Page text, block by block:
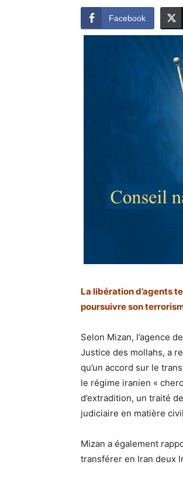
Facebook
La libération d’agents
poursuivre son
Selon Mizan, l’agence
Justice des mollahs, a
qu’un accord sur le
le régime iranien «
d’extradition, un traité
judiciaire en matière
Mizan a également
transférer en Iran deux